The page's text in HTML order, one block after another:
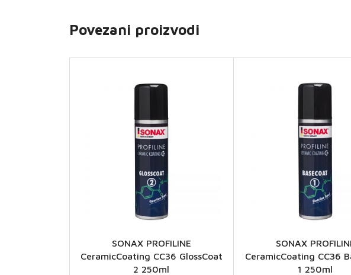
Povezani proizvodi
SONAX PROFILINE
CeramicCoating CC36 GlossCoat
2 250ml
SONAX
SONAX
CeramicCoating CC36
1 250ml
SONAX